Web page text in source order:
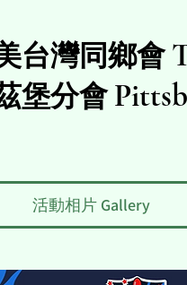
台灣同鄉會
堡分會
活動相片 Gallery